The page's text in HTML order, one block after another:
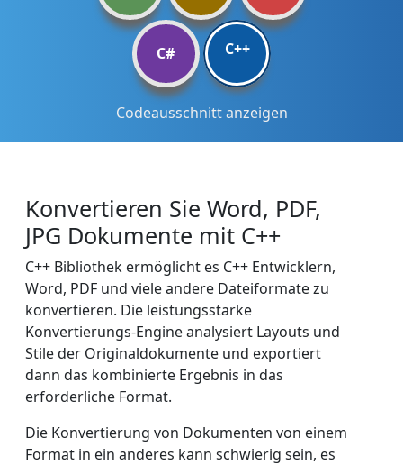
C# C++
Codeausschnitt anzeigen
Konvertieren Sie Word, PDF,
JPG Dokumente mit C++
C++ Bibliothek ermöglicht es C++ Entwicklern,
Word, PDF und viele andere Dateiformate zu
konvertieren. Die leistungsstarke
Konvertierungs-Engine analysiert Layouts und
Stile der Originaldokumente und exportiert
dann das kombinierte Ergebnis in das
erforderliche Format.
Die Konvertierung von Dokumenten von einem
Format in ein anderes kann schwierig sein, es